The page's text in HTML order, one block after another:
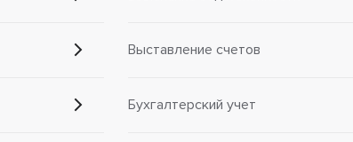
Выставление счетов
Бухгалтерский учет